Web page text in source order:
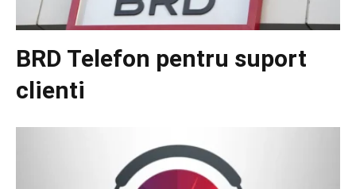
BRD Telefon pentru suport
clienti